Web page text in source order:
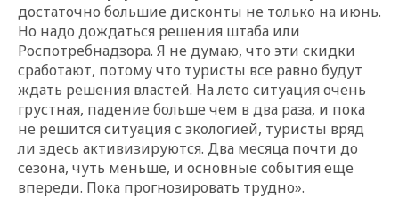
достаточно большие дисконты не только на июнь.
Но надо дождаться решения штаба или
Роспотребнадзора. Я не думаю, что эти скидки
сработают, потому что туристы все равно будут
ждать решения властей. На лето ситуация очень
грустная, падение больше чем в два раза, и пока
не решится ситуация с экологией, туристы вряд
ли здесь активизируются. Два месяца почти до
сезона, чуть меньше, и основные события еще
впереди. Пока прогнозировать трудно».